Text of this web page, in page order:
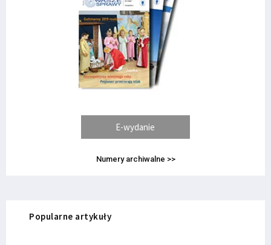
E-wydanie
Numery archiwalne >>
Popularne artykuły